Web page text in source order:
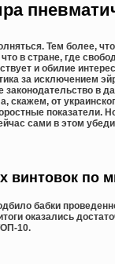
Тем более,
в стране, где
и обилие
за исключением
в
скажем, от
показатели.
сами в этом
винтовок по
бабки
оказались
10.